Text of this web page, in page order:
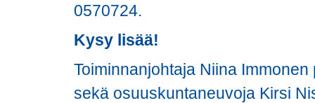
0570724.
Kysy lisää!
Toiminnanjohtaja Niina Immonen
sekä osuuskuntaneuvoja Kirsi